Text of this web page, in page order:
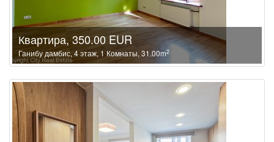
Квартира, 350.00 EUR
Ганибу дамбис, 4 этаж, 1 Комнаты, 31.00m2